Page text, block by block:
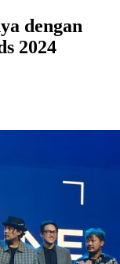
dengan
2024